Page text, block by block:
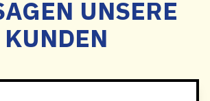
UNSERE
KUNDEN